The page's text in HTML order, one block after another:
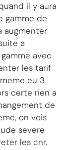
il y aura
gamme de
augmenter
a
avec
les tarif
eu 3
certe rien a
de
on vois
severe
les cnr,